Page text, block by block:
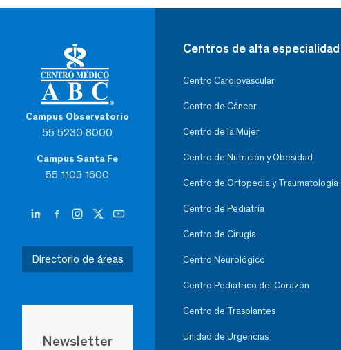
Campus Observatorio
55 5230 8000
Campus Santa Fe
55 1103 1600
Directorio de áreas
Newsletter
Centros de alta especialidad
Centro Cardiovascular
Centro de Cáncer
Centro de la Mujer
Centro de Nutrición y Obesidad
Centro de Ortopedia y Traumatología
Centro de Pediatría
Centro de Cirugía
Centro Neurológico
Centro Pediátrico del Corazón
Centro de Trasplantes
Unidad de Urgencias